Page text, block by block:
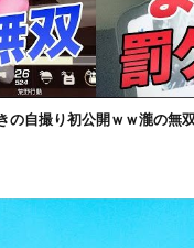
の自撮り初公開ｗｗ瀧の無